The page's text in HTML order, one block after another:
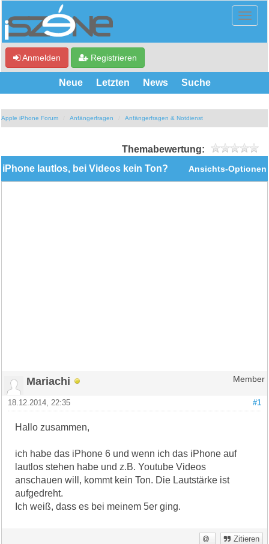
Anmelden Registrieren
Neue Letzten News Suche
Apple iPhone Forum Anfängerfragen Anfängerfragen & Notdienst
Themabewertung:
Ansichts-Optionen
iPhone lautlos, bei Videos kein Ton?
Mariachi Member
#1
18.12.2014, 22:35
Hallo zusammen,
ich habe das iPhone 6 und wenn ich das iPhone auf
lautlos stehen habe und z.B. Youtube Videos
anschauen will, kommt kein Ton. Die Lautstärke ist
aufgedreht.
Ich weiß, dass es bei meinem 5er ging.
Zitieren